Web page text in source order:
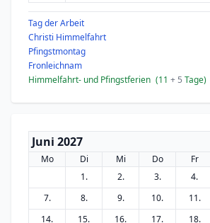
Tag der Arbeit
Christi Himmelfahrt
Pfingstmontag
Fronleichnam
Himmelfahrt- und Pfingstferien (11 + 5 Tage)
Juni 2027
Mo Di Mi Do Fr
1.
2. 3. 4.
7.
8. 9. 10. 11.
14.
15. 16. 17. 18.